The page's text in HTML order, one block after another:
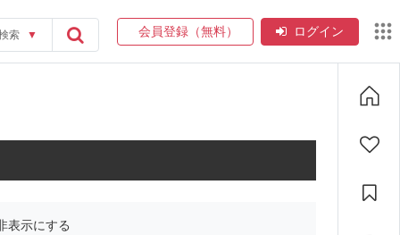
索 ▼ 会員登録（無料） ログイン
表示にする